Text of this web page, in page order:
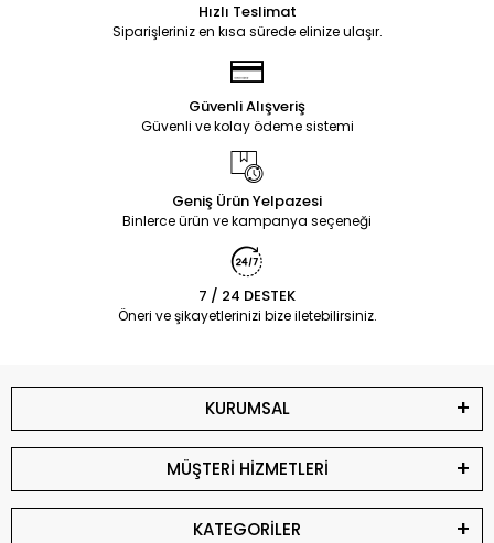
Hızlı Teslimat
Siparişleriniz en kısa sürede elinize ulaşır.
Güvenli Alışveriş
Güvenli ve kolay ödeme sistemi
Geniş Ürün Yelpazesi
Binlerce ürün ve kampanya seçeneği
7 / 24 DESTEK
Öneri ve şikayetlerinizi bize iletebilirsiniz.
KURUMSAL
MÜŞTERİ HİZMETLERİ
KATEGORİLER